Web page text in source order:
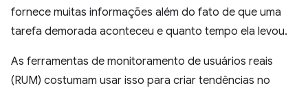
fornece muitas informações além do fato de que uma
tarefa demorada aconteceu e quanto tempo ela levou.
As ferramentas de monitoramento de usuários reais
(RUM) costumam usar isso para criar tendências no